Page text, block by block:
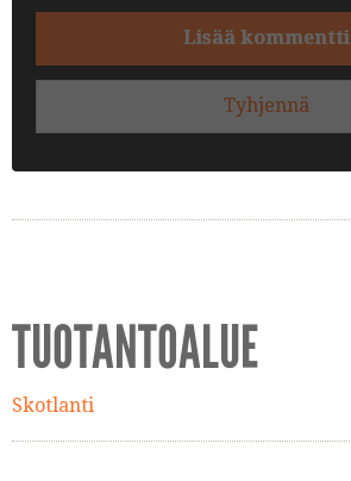
Lisää kommentti
Tyhjennä
TUOTANTOALUE
Skotlanti